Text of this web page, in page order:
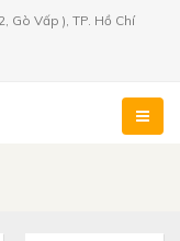
Gò Vấp ), TP. Hồ Chí